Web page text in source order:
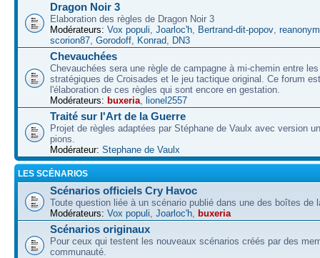
Dragon Noir 3
Elaboration des règles de Dragon Noir 3
Modérateurs: Vox populi, Joarloc'h, Bertrand-dit-popov,
scorion87, Gorodoff, Konrad, DN3
Chevauchées
Chevauchées sera une règle de campagne à mi-chemin entre
stratégiques de Croisades et le jeu tactique original. Ce forum
l'élaboration de ces règles qui sont encore en gestation.
Modérateurs: buxeria, lionel2557
Traité sur l'Art de la Guerre
Projet de règles adaptées par Stéphane de Vaulx avec version
pions.
Modérateur: Stephane de Vaulx
LES SCÉNARIOS
Scénarios officiels Cry Havoc
Toute question liée à un scénario publié dans une des boîtes de
Modérateurs: Vox populi, Joarloc'h, buxeria
Scénarios originaux
Pour ceux qui testent les nouveaux scénarios créés par des
communauté.